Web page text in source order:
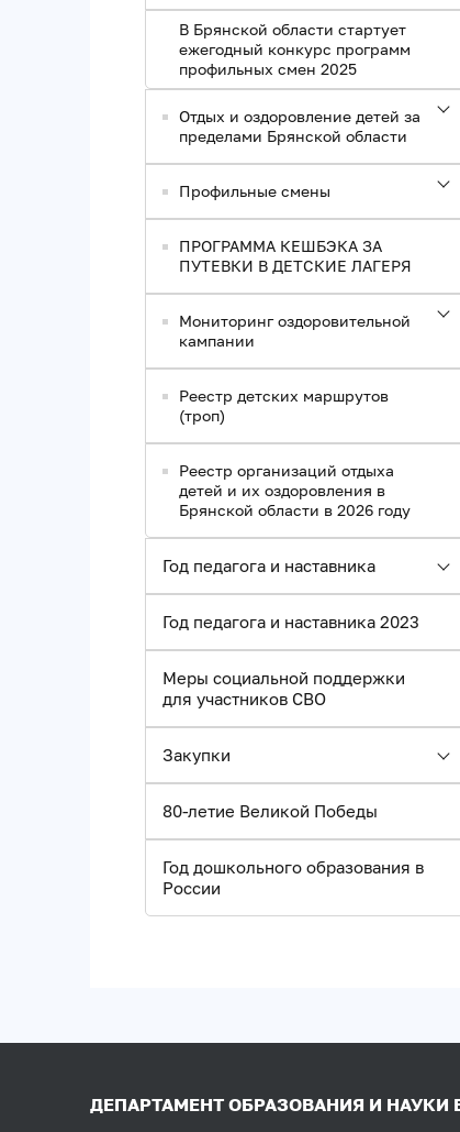
В Брянской области стартует
ежегодный конкурс программ
профильных смен 2025
Отдых и оздоровление детей за
пределами Брянской области
Профильные смены
ПРОГРАММА КЕШБЭКА ЗА
ПУТЕВКИ В ДЕТСКИЕ ЛАГЕРЯ
Мониторинг оздоровительной
кампании
Реестр детских маршрутов
(троп)
Реестр организаций отдыха
детей и их оздоровления в
Брянской области в 2026 году
Год педагога и наставника
Год педагога и наставника 2023
Меры социальной поддержки
для участников СВО
Закупки
80-летие Великой Победы
Год дошкольного образования в
России
ДЕПАРТАМЕНТ ОБРАЗОВАНИЯ И НАУКИ